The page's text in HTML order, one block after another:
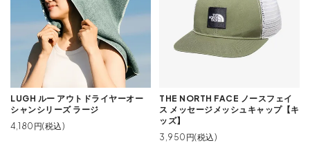
LUGH ルー アウトドライヤーオー
シャンシリーズ ラージ
4,180円(税込)
THE NORTH FACE ノースフェイ
ス メッセージメッシュキャップ【キ
ッズ】
3,950円(税込)